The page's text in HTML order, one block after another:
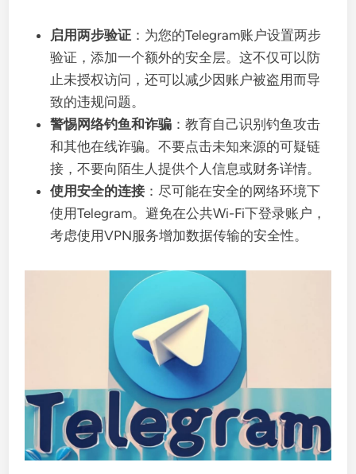
启用两步验证 ：为您的Telegram账户设置两步
验证，添加一个额外的安全层。这不仅可以防
止未授权访问，还可以减少因账户被盗用而导
致的违规问题。
警惕网络钓鱼和诈骗 ：教育自己识别钓鱼攻击
和其他在线诈骗。不要点击未知来源的可疑链
接，不要向陌生人提供个人信息或财务详情。
使用安全的连接 ：尽可能在安全的网络环境下
使用Telegram。避免在公共Wi-Fi下登录账户，
考虑使用VPN服务增加数据传输的安全性。